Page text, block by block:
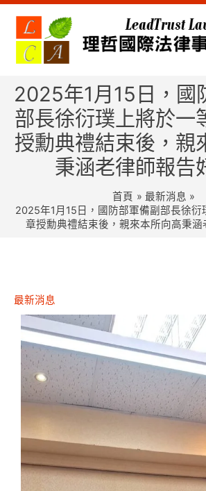
跳
2025年1月15日，國
部長徐衍璞上將於一
授勳典禮結束後，親
秉涵老律師報告
首頁
最新消息
2025年1月15日，國防部軍備副部長徐衍
章授勳典禮結束後，親來本所向高秉涵
最新消息